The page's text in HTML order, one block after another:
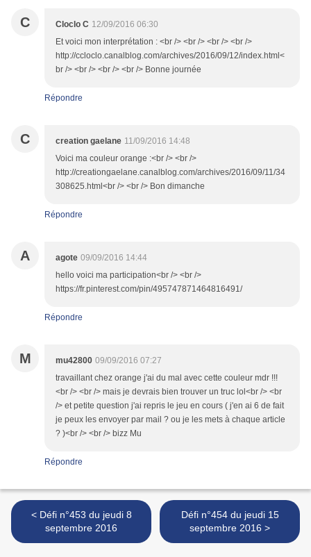
C Cloclo C 12/09/2016 06:30
Et voici mon interprétation : <br /> <br /> <br /> <br />
http://ccloclo.canalblog.com/archives/2016/09/12/index.html<
br /> <br /> <br /> <br /> Bonne journée
Répondre
C creation gaelane 11/09/2016 14:48
Voici ma couleur orange :<br /> <br />
http://creationgaelane.canalblog.com/archives/2016/09/11/34
308625.html<br /> <br /> Bon dimanche
Répondre
A agote 09/09/2016 14:44
hello voici ma participation<br /> <br />
https://fr.pinterest.com/pin/495747871464816491/
Répondre
M mu42800 09/09/2016 07:27
travaillant chez orange j'ai du mal avec cette couleur mdr !!!
<br /> <br /> mais je devrais bien trouver un truc lol<br /> <br
/> et petite question j'ai repris le jeu en cours ( j'en ai 6 de fait
je peux les envoyer par mail ? ou je les mets à chaque article
? )<br /> <br /> bizz Mu
Répondre
< Défi n°453 du jeudi 8
septembre 2016
Défi n°454 du jeudi 15
septembre 2016 >